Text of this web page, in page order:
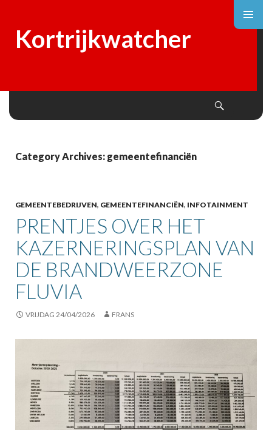
Kortrijkwatcher
Category Archives: gemeentefinanciën
GEMEENTEBEDRIJVEN, GEMEENTEFINANCIËN, INFOTAINMENT
PRENTJES OVER HET
KAZERNERINGSPLAN VAN
DE BRANDWEERZONE
FLUVIA
VRIJDAG 24/04/2026 FRANS